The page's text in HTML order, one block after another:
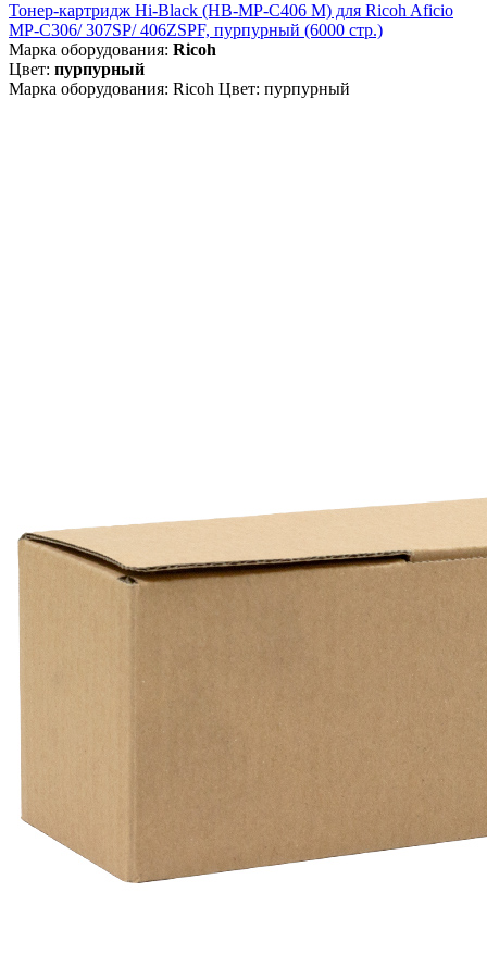
Тонер-картридж Hi-Black (HB-MP-C406 M) для Ricoh Aficio
MP-C306/ 307SP/ 406ZSPF, пурпурный (6000 стр.)
Марка оборудования: Ricoh
Цвет: пурпурный
Марка оборудования: Ricoh Цвет: пурпурный